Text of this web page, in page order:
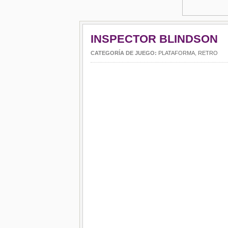
INSPECTOR BLINDSON
CATEGORÍA DE JUEGO: PLATAFORMA RETRO